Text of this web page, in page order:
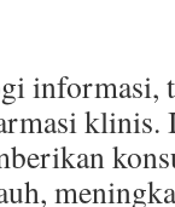
informasi,